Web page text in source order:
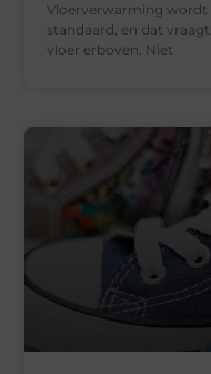
Vloerverwarming wordt
standaard, en dat
vloer erboven. Niet